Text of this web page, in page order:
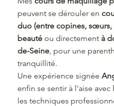
peuvent se dérouler en
duo (entre copines,
beauté ou directement à
de-Seine, pour une
tranquillité.
Une expérience signée
enfin se sentir à l'aise
les techniques